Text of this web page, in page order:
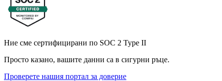
Ние сме сертифицирани по SOC 2 Type II
Просто казано, вашите данни са в сигурни ръце.
Проверете нашия портал за доверие